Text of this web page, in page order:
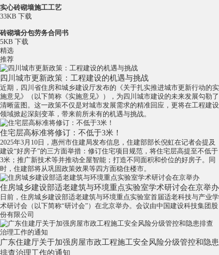
实心砖砌墙施工工艺
33KB 下载
砖砌墙分包劳务合同书
5KB 下载
精选
推荐
四川城市更新政策：工程建设的机遇与挑战
近期，四川省住房和城乡建设厅发布的《关于扎实推进城市更新行动的实
施意见》（以下简称《实施意见》），为四川城市建设的未来发展勾勒了
清晰蓝图。这一政策不仅是对城市发展需求的精准回应，更将在工程建设
领域掀起深刻变革，带来前所未有的机遇与挑战。
住宅层高标准将修订：不低于3米！
2025年3月10日，惠州市住建局发布信息，住建部部长倪虹在记者会提及
建设“好房子”的三方面举措：修订住宅项目规范，将住宅层高提至不低于
3米；推广新技术等并推动全屋智能；打造不同面积和价位的好房子。同
时，住建部将从巩固政策效果等四方面稳住楼市。
住房城乡建设部适老建筑与环境重点实验室学术研讨会在京举办
日前，住房城乡建设部适老建筑与环境重点实验室首届适老科技与产业学
术研讨会（以下简称“研讨会”）在北京举办。会议由中国建设科技集团股
份有限公司
广东住建厅关于加强房屋市政工程施工安全风险分级管控和隐患
排查治理工作的通知